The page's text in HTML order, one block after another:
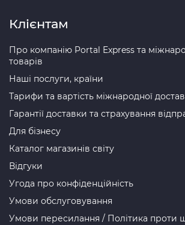
Клієнтам
Про компанію Portal Express та
товарів
Наші послуги, країни
Тарифи та вартість міжнародної
Гарантії доставки та страхування
Для бізнесу
Каталог магазинів світу
Відгуки
Угода про конфіденційність
Умови обслуговування
Умови пересилання / Політика проти